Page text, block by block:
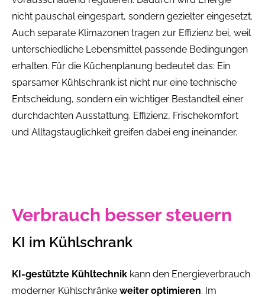
nicht pauschal eingespart, sondern gezielter eingesetzt.
Auch separate Klimazonen tragen zur Effizienz bei, weil
unterschiedliche Lebensmittel passende Bedingungen
erhalten. Für die Küchenplanung bedeutet das: Ein
sparsamer Kühlschrank ist nicht nur eine technische
Entscheidung, sondern ein wichtiger Bestandteil einer
durchdachten Ausstattung. Effizienz, Frischekomfort
und Alltagstauglichkeit greifen dabei eng ineinander.
Verbrauch besser steuern
KI im Kühlschrank
KI-gestützte Kühltechnik kann den Energieverbrauch
moderner Kühlschränke weiter optimieren. Im